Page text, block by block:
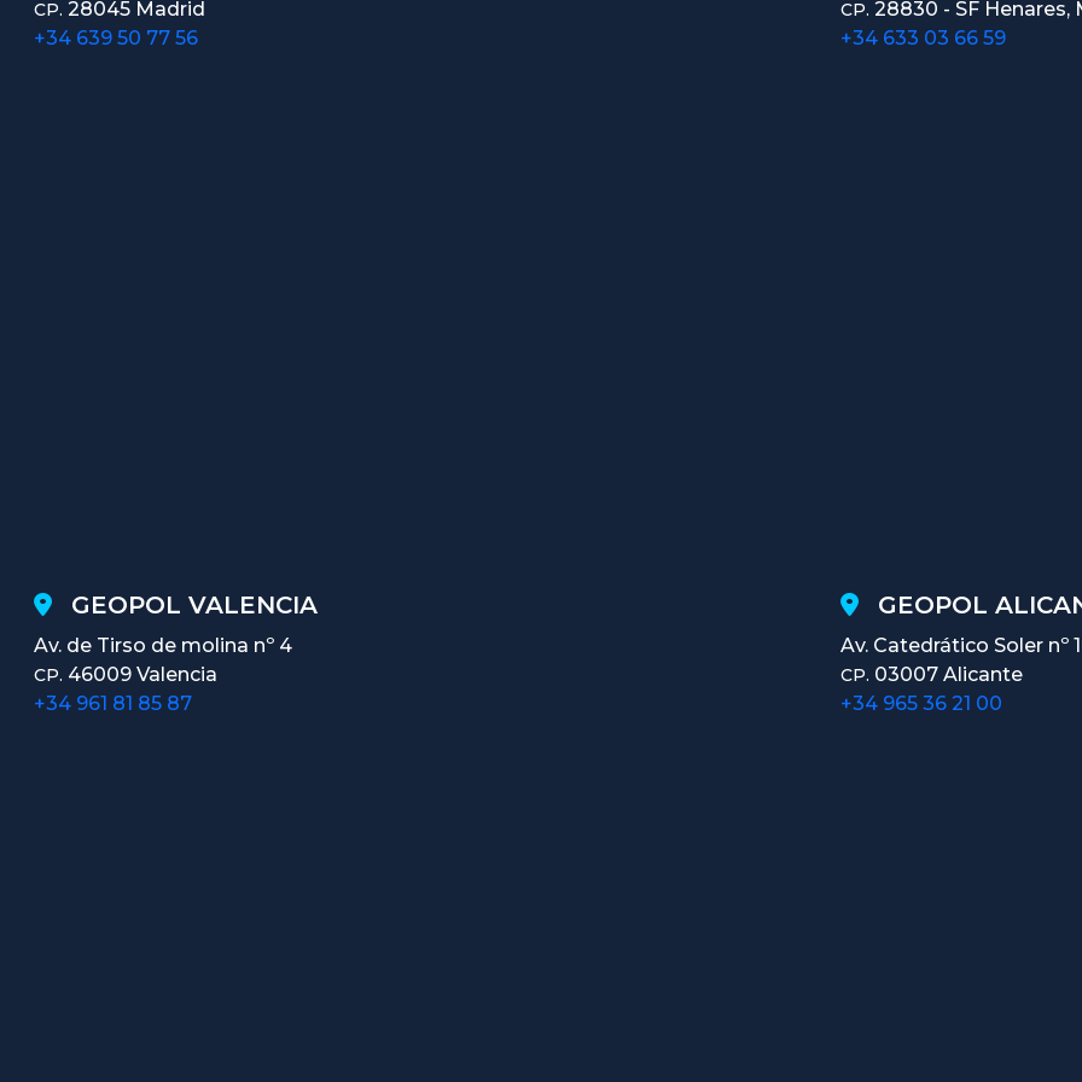
CP. 28045 Madrid
+34 639 50 77 56
CP. 28830 - SF Henares,
+34 633 03 66 59
GEOPOL VALENCIA
Av. de Tirso de molina nº 4
CP. 46009 Valencia
+34 961 81 85 87
GEOPOL
Av. Catedrático Soler nº
CP. 03007 Alicante
+34 965 36 21 00